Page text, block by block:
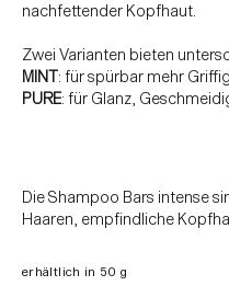
nachfettender Kopfhaut.
Zwei Varianten bieten
MINT: für spürbar mehr
PURE: für Glanz,
Die Shampoo Bars intense
Haaren, empfindliche
erhältlich in 50 g